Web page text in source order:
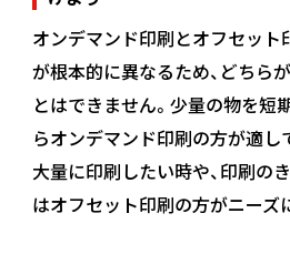
360
(￥5,700 税込)
(￥4,290 税込)
￥
(￥
370
(￥5,850 税込)
￥4,009(税抜)
(￥4,410 税込)
￥
(￥
オンデマンド印刷とオフセット
が根本的に異なるため、どちら
とはできません。少量の物を短
らオンデマンド印刷の方が適し
大量に印刷したい時や、印刷の
はオフセット印刷の方がニーズ